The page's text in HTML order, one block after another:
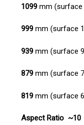
1099mm (surface
999mm (surface
939mm (surface
879mm (surface
819mm (surface
Aspect Ratio ~10